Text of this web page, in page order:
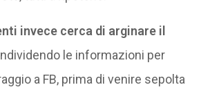
invece cerca di arginare il
le informazioni per
a FB, prima di venire sepolta